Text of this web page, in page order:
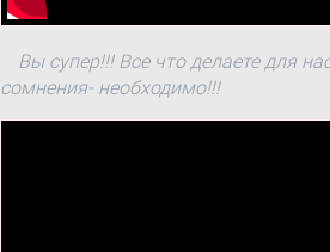
Вы супер!!! Все что делаете для
сомнения- необходимо!!!